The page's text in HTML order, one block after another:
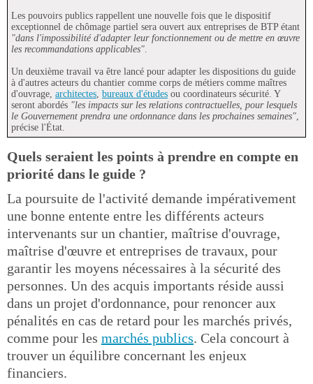
Les pouvoirs publics rappellent une nouvelle fois que le dispositif
exceptionnel de chômage partiel sera ouvert aux entreprises de BTP étant
"dans l'impossibilité d'adapter leur fonctionnement ou de mettre en œuvre
les recommandations applicables".
Un deuxième travail va être lancé pour adapter les dispositions du guide
à d'autres acteurs du chantier comme corps de métiers comme maîtres
d'ouvrage, architectes, bureaux d'études ou coordinateurs sécurité. Y
seront abordés "les impacts sur les relations contractuelles, pour lesquels
le Gouvernement prendra une ordonnance dans les prochaines semaines",
précise l'État.
Quels seraient les points à prendre en compte en
priorité dans le guide ?
La poursuite de l'activité demande impérativement
une bonne entente entre les différents acteurs
intervenants sur un chantier, maîtrise d'ouvrage,
maîtrise d'œuvre et entreprises de travaux, pour
garantir les moyens nécessaires à la sécurité des
personnes. Un des acquis importants réside aussi
dans un projet d'ordonnance, pour renoncer aux
pénalités en cas de retard pour les marchés privés,
comme pour les marchés publics. Cela concourt à
trouver un équilibre concernant les enjeux
financiers.